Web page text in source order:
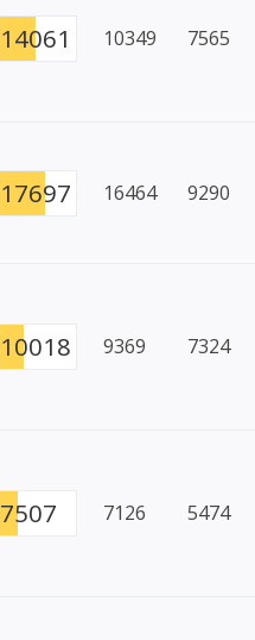
14061 10349 7565
17697 16464 9290
10018 9369 7324
7507 7126 5474